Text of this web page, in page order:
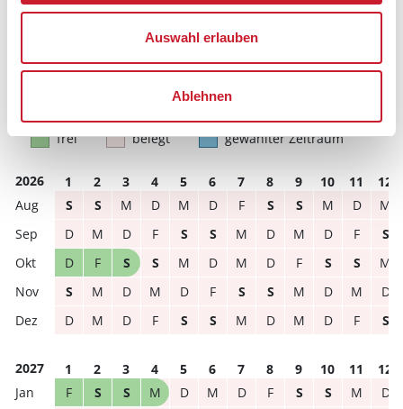
Auswahl erlauben
Ablehnen
Reisedauer Anzahl Reisende
Hausbeschreibung und/oder der Ausstattung ergeben
frei belegt gewählter Zeitraum
2026 1 2 3 4 5 6 7 8 9 10 11
12
S
S M D M D F S S M D
M
D
M D F S S M D M D F
S
D
F S S M D M D F S S
M
S
M D M D F S S M D M
D
D
M D F S S M D M D F S
2027 1 2 3 4 5 6 7 8 9 10 11
12
F
S S M D M D F S S M
D